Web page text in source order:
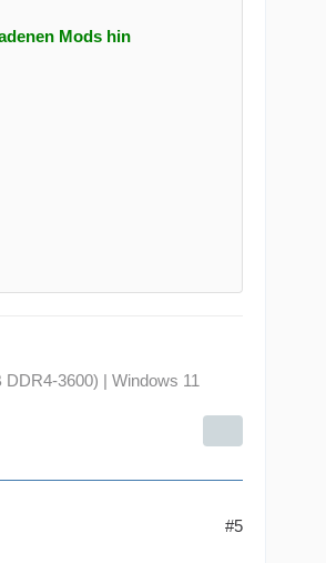
Mods hin
3600) | Windows 11
#5